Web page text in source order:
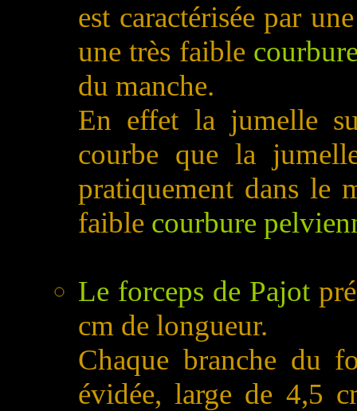
est caractérisée par
une très faible
du manche.
En effet la jumelle
courbe que la
pratiquement dans le
faible courbure
Le forceps de Pajot
cm de longueur.
Chaque branche du
évidée, large de 4,5